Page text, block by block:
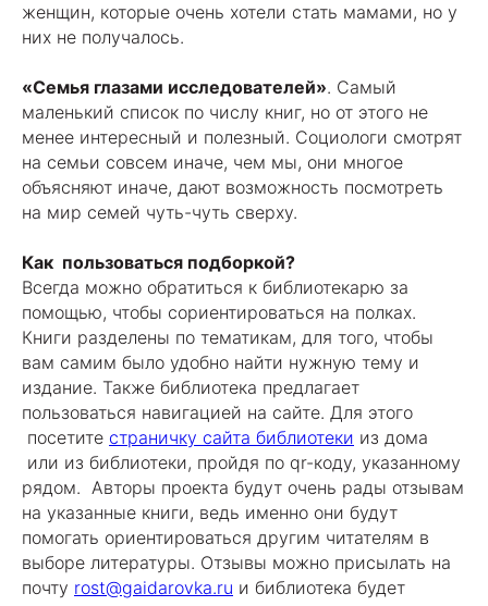
женщин, которые очень хотели стать мамами, но у
них не получалось.
«Семья глазами исследователей». Самый
маленький список по числу книг, но от этого не
менее интересный и полезный. Социологи смотрят
на семьи совсем иначе, чем мы, они многое
объясняют иначе, дают возможность посмотреть
на мир семей чуть-чуть сверху.
Как пользоваться подборкой?
Всегда можно обратиться к библиотекарю за
помощью, чтобы сориентироваться на полках.
Книги разделены по тематикам, для того, чтобы
вам самим было удобно найти нужную тему и
издание. Также библиотека предлагает
пользоваться навигацией на сайте. Для этого
посетите страничку сайта библиотеки из дома
или из библиотеки, пройдя по qr-коду, указанному
рядом. Авторы проекта будут очень рады отзывам
на указанные книги, ведь именно они будут
помогать ориентироваться другим читателям в
выборе литературы. Отзывы можно присылать на
почту rost@gaidarovka.ru и библиотека будет